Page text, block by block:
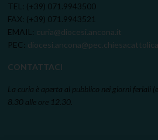
TEL: (+39) 071.9943500
FAX: (+39) 071.9943521
EMAIL: curia@diocesi.ancona.it
PEC:
CONTATTACI
La curia è aperta al pubblico nei giorni feriali
8.30 alle ore 12.30.